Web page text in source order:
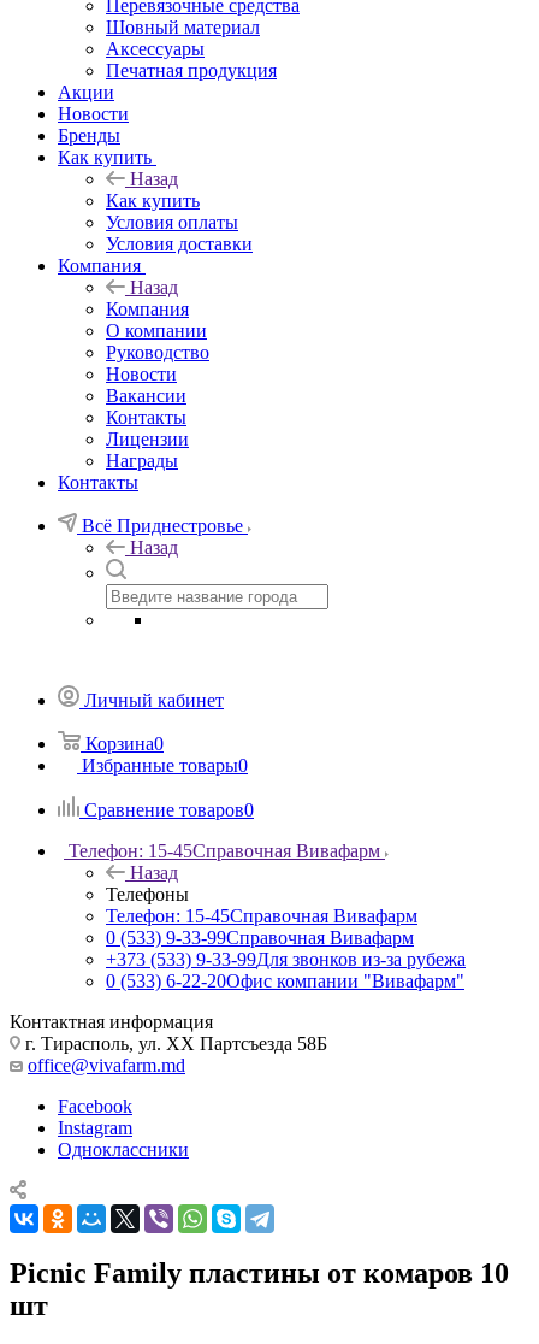
Перевязочные средства
Шовный материал
Аксессуары
Печатная продукция
Акции
Новости
Бренды
Как купить
Назад
Как купить
Условия оплаты
Условия доставки
Компания
Назад
Компания
О компании
Руководство
Новости
Вакансии
Контакты
Лицензии
Награды
Контакты
Всё Приднестровье
Назад
Личный кабинет
Корзина0
Избранные товары0
Сравнение товаров0
Телефон: 15-45Справочная Вивафарм
Назад
Телефоны
Телефон: 15-45Справочная Вивафарм
0 (533) 9-33-99Справочная Вивафарм
+373 (533) 9-33-99Для звонков из-за рубежа
0 (533) 6-22-20Офис компании "Вивафарм"
Контактная информация
г. Тирасполь, ул. ХХ Партсъезда 58Б
office@vivafarm.md
Facebook
Instagram
Одноклассники
Picnic Family пластины от комаров 10
шт